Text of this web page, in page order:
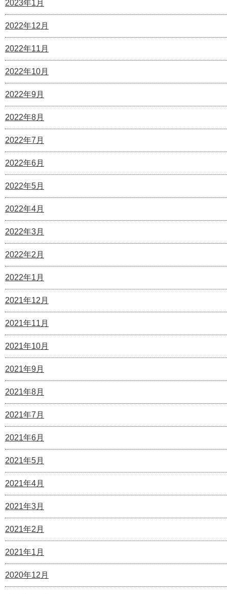
2023年1月
2022年12月
2022年11月
2022年10月
2022年9月
2022年8月
2022年7月
2022年6月
2022年5月
2022年4月
2022年3月
2022年2月
2022年1月
2021年12月
2021年11月
2021年10月
2021年9月
2021年8月
2021年7月
2021年6月
2021年5月
2021年4月
2021年3月
2021年2月
2021年1月
2020年12月